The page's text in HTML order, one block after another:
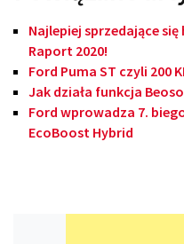
Najlepiej sprzedające
Raport 2020!
Ford Puma ST czyli 200
Jak działa funkcja
Ford wprowadza 7.
EcoBoost Hybrid